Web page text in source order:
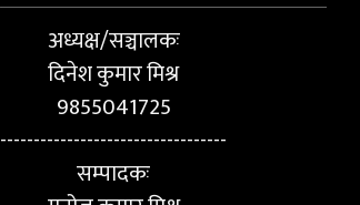
अध्यक्ष/सञ्चालकः
दिनेश कुमार मिश्र
9855041725
----------------------------------
सम्पादकः